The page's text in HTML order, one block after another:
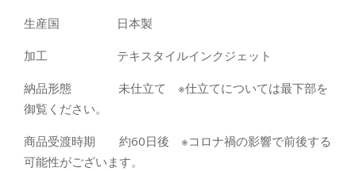
生産国 日本製
加工 テキスタイルインクジェット
納品形態 未仕立て ※仕立てについては最下部を
御覧ください。
商品受渡時期 約60日後 ※コロナ禍の影響で前後する
可能性がございます。